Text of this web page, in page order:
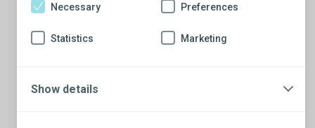
Necessary Preferences
Statistics Marketing
Show details